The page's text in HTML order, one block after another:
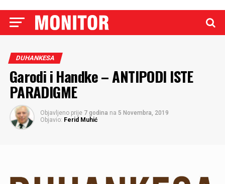
DUHANKESA
Garodi i Handke – ANTIPODI ISTE
PARADIGME
Objavljeno prije 7 godina na 5 Novembra, 2019
Objavio: Ferid Muhić